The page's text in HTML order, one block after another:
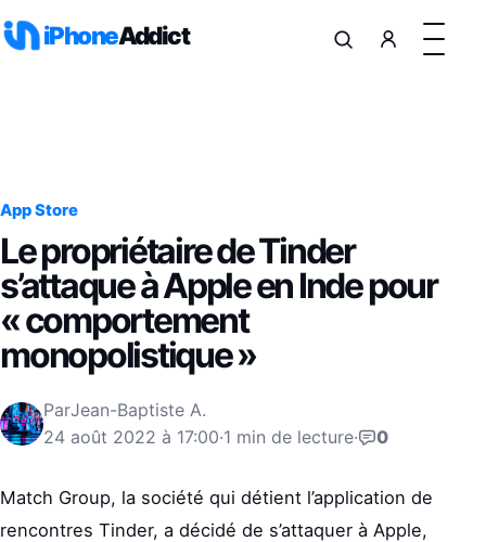
iPhoneAddict
App Store
Le propriétaire de Tinder
s’attaque à Apple en Inde pour
« comportement
monopolistique »
ParJean-Baptiste A.
24 août 2022 à 17:00·1 min de lecture· 0
Match Group, la société qui détient l’application de
rencontres Tinder, a décidé de s’attaquer à Apple,